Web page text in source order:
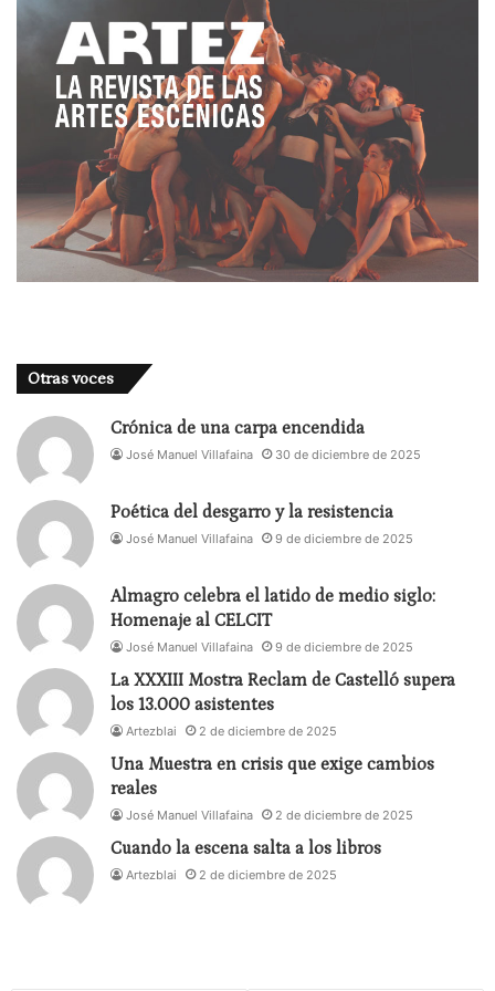
cada uno de los policías respectivos. O sea, la
policía “buena” relata su historia personal por la
cual, se podría deducir que actúa con
condescendencia y comprensión hacia la acusada.
Asimismo, el policía “malo” también expresa sus
circunstancias personales y profesionales que
justifican, en cierto modo, su actitud violenta y su
punto de crueldad.
De nuevo, el autor juega con el lector / espectador
arriba, en “La confesión” la verdad posee múltiples
perspectivas que, al menos intelectualmente, hay
que descubrir.
Justamente, las diversas historias o “verdades” de
cada personaje confluyen en la escena con
reacciones dramáticas distintas. De este modo, la
palabra se complementa con diferentes acciones
que toman cuerpo en la representación teatral.
Así, la mujer policía tiene actitudes conmovedoras
hacia la detenida que recibe un trato casi maternal.
El resultado del interrogatorio es que la joven
apenas aporta información relevante. El espectador
percibe que el método empleado –practicar la
bondad, el razonamiento intelectual y afectivo, la
empatía, la comprensión– puede ser el correcto
puesto que hay un trato humano hacia la persona.
Pero el objetivo de obtener datos útiles y fiables se
desvanece. El público puede quedar tranquilo,
Otras voces
Crónica de una carpa encendida
José Manuel Villafaina 30 de diciembre de 2025
Poética del desgarro y la resistencia
José Manuel Villafaina 9 de diciembre de 2025
Almagro celebra el latido de medio siglo:
Homenaje al CELCIT
José Manuel Villafaina 9 de diciembre de 2025
La XXXIII Mostra Reclam de Castelló supera
los 13.000 asistentes
Artezblai 2 de diciembre de 2025
Una Muestra en crisis que exige cambios
reales
José Manuel Villafaina 2 de diciembre de 2025
Cuando la escena salta a los libros
Artezblai 2 de diciembre de 2025